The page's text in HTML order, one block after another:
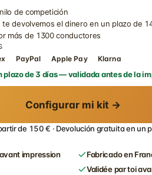
de competición
devolvemos el dinero en un plazo de
más de 1300 conductores
PayPal Apple Pay Klarna
plazo de 3 días — validada antes de la
Configurar mi kit →
de 150 € · Devolución gratuita en un
impression
Fabricado en
Validée par toi